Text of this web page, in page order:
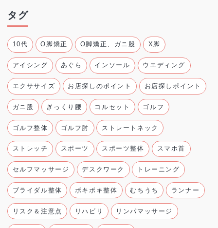
タグ
10代 O脚矯正 O脚矯正、ガニ股 X脚
アイシング あぐら インソール ウエディング
エクササイズ お店探しのポイント お店探しポイント
ガニ股 ぎっくり腰 コルセット ゴルフ
ゴルフ整体 ゴルフ肘 ストレートネック
ストレッチ スポーツ スポーツ整体 スマホ首
セルフマッサージ デスクワーク トレーニング
ブライダル整体 ボキボキ整体 むちうち ランナー
リスク＆注意点 リハビリ リンパマッサージ